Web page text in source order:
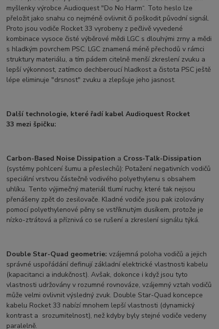
myšlenky výrobce Audioquest "Do No Harm“. Toto heslo lze
přeložit jako snahu co nejméně ovlivnit či poškodit původní signál.
Proto jsou vodiče Rocket 33 vyrobeny z pečlivě vyvedené
kombinace vysoce čisté výběrové mědi LGC s dlouhými zrny a mědi
s hladkým povrchem PSC. LGC znamená méně přechodů v rámci
struktury materiálu, a tím pádem citelně menší zkreslení zvuku a
lepší výkonnost, zatímco dechberoucí hladkost a čistota PSC ještě
lépe eliminuje "drsnost" zvuku a zlepšuje jeho jasnost.
Další technologie, které řadí kabel Audioquest Rocket
33 mezi špičku:
Carbon-Based Noise Dissipation a Cross-Talk-Dissipation
(systémy pohlcení šumu a přeslechů): Potažení negativních vodičů
speciální vrstvou částečně vodivého polyethylenu s obsahem
uhlíku. Tento výjimečný materiál tlumí ruchy, které tak nejsou
přenášeny zpět do zesilovače. Kladné vodiče jsou pak izolovány
pomocí polyethylenové pěny se vstříknutým dusíkem, protože je
nízko-ztrátová a příznivá co se rušení a zkreslení signálu týká.
Double Star-Quad geometrie: vzájemná poloha vodičů a jejich
správné uspořádání definují základní elektrické vlastnosti kabelu
(kapacitanci a indukčnost). Avšak, dokonce i když jsou tyto
vlastnosti udržovány v rozumné rovnováze, vzájemný vztah vodičů
může velmi ovlivnit výsledný zvuk. Double Star-Quad koncepce
kabelu Rocket 33 nabízí mnohem lepší vlastnosti (dynamický
kontrast a srozumitelnost), než kdyby byly stejné vodiče vedeny
paralelně.